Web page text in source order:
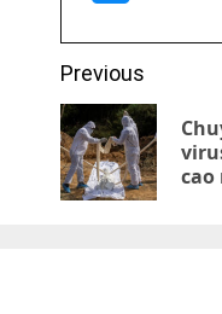
Post
navigation
Previous
cao